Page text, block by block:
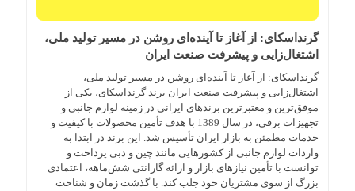
گرنداسکای: از آغاز تا آینده‌ای روشن در مسیر تولید ملی،
اشتغال‌زایی و پیشرفت صنعت ایران
گرنداسکای: از آغاز تا آینده‌ای روشن در مسیر تولید ملی،
اشتغال‌زایی و پیشرفت صنعت ایران برند گرنداسکای، یکی از
موفق‌ترین و معتبرترین برندهای ایرانی در زمینه لوازم جانبی و
تجهیزات برقی، در سال 1389 با هدف تأمین محصولات با کیفیت و
خدمات مطمئن به بازار ایران تأسیس شد. این برند در ابتدا به
واردات لوازم جانبی از کشورهایی مانند چین و دبی پرداخت و
توانست با تأمین نیازهای بازار و ارائه گارانتی شش‌ماهه، اعتمادی
بزرگ از سوی مشتریان خود جلب کند. با گذشت زمان و شناخت